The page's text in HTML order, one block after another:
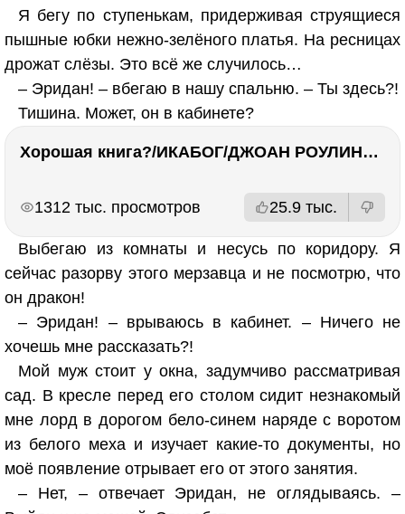
Я бегу по ступенькам, придерживая струящиеся
пышные юбки нежно-зелёного платья. На ресницах
дрожат слёзы. Это всё же случилось…
– Эридан! – вбегаю в нашу спальню. – Ты здесь?!
Тишина. Может, он в кабинете?
Хорошая книга?/ИКАБОГ/ДЖОАН РОУЛИНГ/Есть ли смысл покупать?
1312 тыс. просмотров 25.9 тыс.
Выбегаю из комнаты и несусь по коридору. Я
сейчас разорву этого мерзавца и не посмотрю, что
он дракон!
– Эридан! – врываюсь в кабинет. – Ничего не
хочешь мне рассказать?!
Мой муж стоит у окна, задумчиво рассматривая
сад. В кресле перед его столом сидит незнакомый
мне лорд в дорогом бело-синем наряде с воротом
из белого меха и изучает какие-то документы, но
моё появление отрывает его от этого занятия.
– Нет, – отвечает Эридан, не оглядываясь. –